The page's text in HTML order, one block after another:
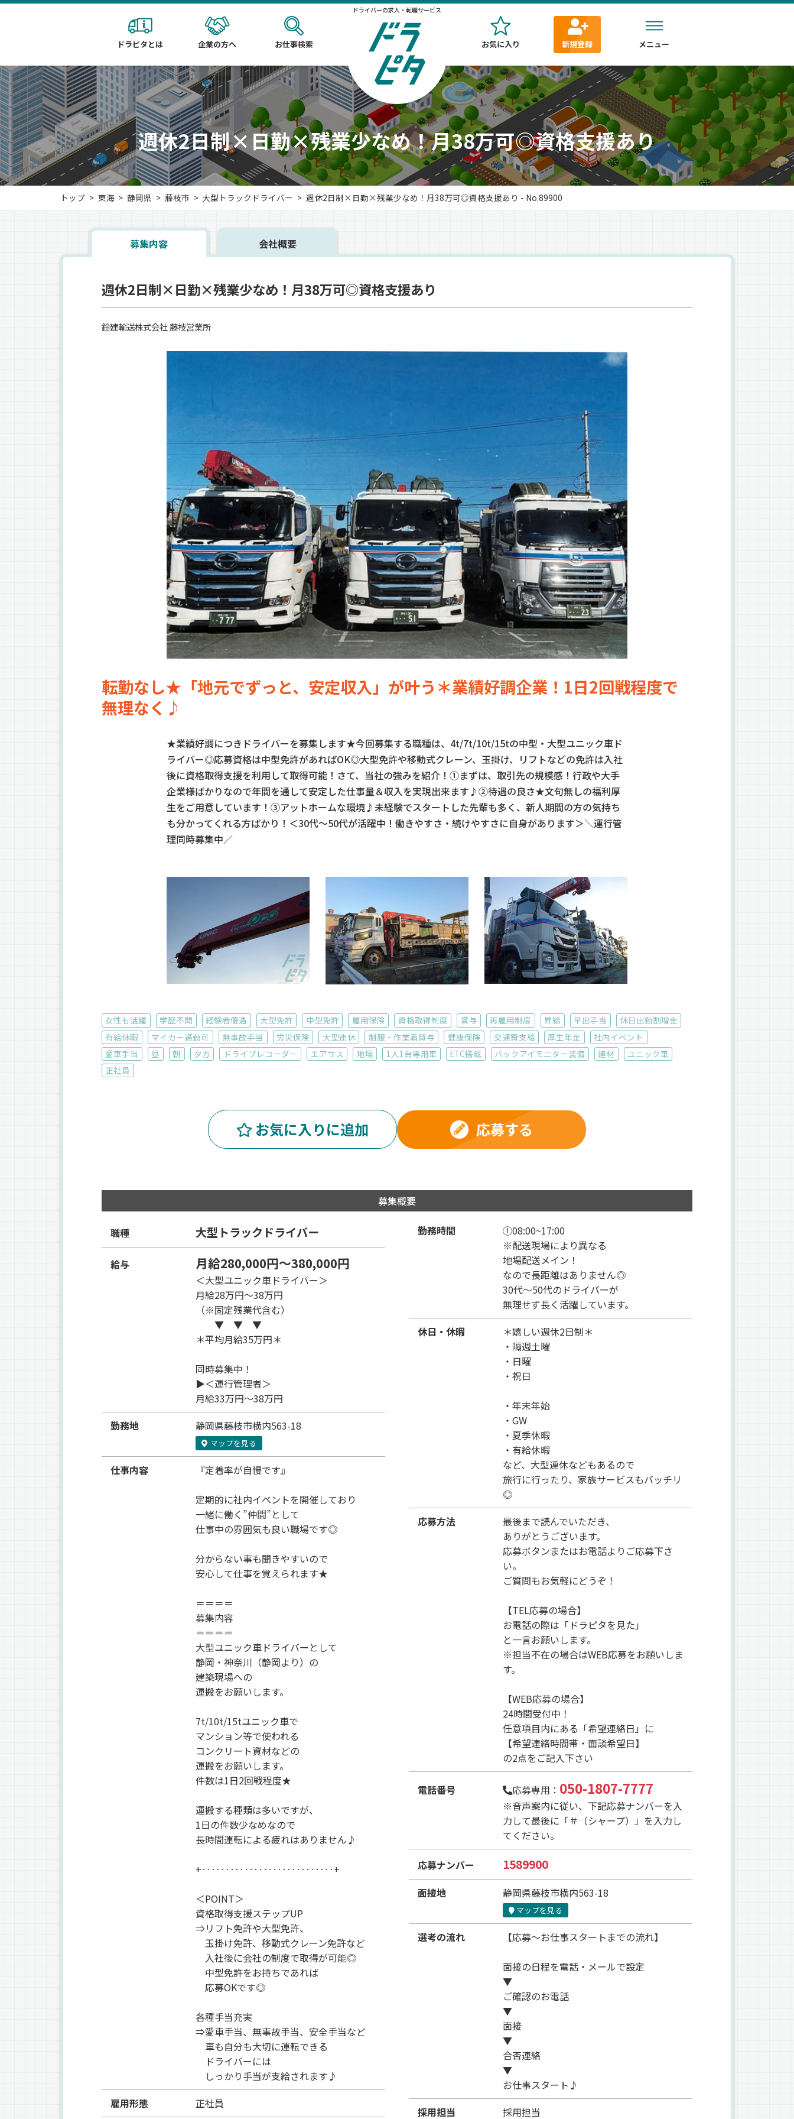
ドライバーの求人・転職サービス
ドラピタとは 企業の方へ お仕事検索 お気に入り 新規登録 メニュー
週休2日制×日勤×残業少なめ！月38万可◎資格支援あり
トップ 東海 静岡県 藤枝市 大型トラックドライバー 週休2日制×日勤×残業少なめ！月38万可◎資格支援あり - No.89900
募集内容 会社概要
週休2日制×日勤×残業少なめ！月38万可◎資格支援あり
鈴建輸送株式会社 藤枝営業所
転勤なし★「地元でずっと、安定収入」が叶う＊業績好調企業！1日2回戦程度で
無理なく♪
★業績好調につきドライバーを募集します★今回募集する職種は、4t/7t/10t/15tの中型・大型ユニック車ド
ライバー◎応募資格は中型免許があればOK◎大型免許や移動式クレーン、玉掛け、リフトなどの免許は入社
後に資格取得支援を利用して取得可能！さて、当社の強みを紹介！①まずは、取引先の規模感！行政や大手
企業様ばかりなので年間を通して安定した仕事量＆収入を実現出来ます♪②待遇の良さ★文句無しの福利厚
生をご用意しています！③アットホームな環境♪未経験でスタートした先輩も多く、新人期間の方の気持ち
も分かってくれる方ばかり！＜30代～50代が活躍中！働きやすさ・続けやすさに自身があります＞＼運行管
理同時募集中／
女性も活躍 学歴不問 経験者優遇 大型免許 中型免許 雇用保険 資格取得制度 賞与 再雇用制度 昇給 早出手当
休日出勤割増金
有給休暇
マイカー通勤可 無事故手当 労災保険 大型連休 制服・作業着貸与 健康保険 交通費支給 厚生年金
社内イベント
愛車手当
昼 朝 夕方 ドライブレコーダー エアサス 地場 1人1台専用車 ETC搭載 バックアイモニター装備 建材
ユニック車
正社員
お気に入りに追加 応募する
募集概要
職種 大型トラックドライバー
給与 月給280,000円～380,000円
＜大型ユニック車ドライバー＞
月給28万円〜38万円
（※固定残業代含む）
▼ ▼ ▼
＊平均月給35万円＊
同時募集中！
▶＜運行管理者＞
月給33万円～38万円
勤務地
静岡県藤枝市横内563-18
マップを見る
仕事内容 『定着率が自慢です』
定期的に社内イベントを開催しており
一緒に働く”仲間”として
仕事中の雰囲気も良い職場です◎
分からない事も聞きやすいので
安心して仕事を覚えられます★
＝＝＝＝
募集内容
＝＝＝＝
大型ユニック車ドライバーとして
静岡・神奈川（静岡より）の
建築現場への
運搬をお願いします。
7t/10t/15tユニック車で
マンション等で使われる
コンクリート資材などの
運搬をお願いします。
件数は1日2回戦程度★
運搬する種類は多いですが、
1日の件数少なめなので
長時間運転による疲れはありません♪
+‥‥‥‥‥‥‥‥‥‥‥‥‥‥+
＜POINT＞
資格取得支援ステップUP
⇒リフト免許や大型免許、
玉掛け免許、移動式クレーン免許など
入社後に会社の制度で取得が可能◎
中型免許をお持ちであれば
応募OKです◎
各種手当充実
⇒愛車手当、無事故手当、安全手当など
車も自分も大切に運転できる
ドライバーには
しっかり手当が支給されます♪
雇用形態
正社員
勤務時間
①08:00~17:00
※配送現場により異なる
地場配送メイン！
なので長距離はありません◎
30代～50代のドライバーが
無理せず長く活躍しています。
休日・休暇
＊嬉しい週休2日制＊
・隔週土曜
・日曜
・祝日
・年末年始
・GW
・夏季休暇
・有給休暇
など、大型連休などもあるので
旅行に行ったり、家族サービスもバッチリ
◎
応募方法
最後まで読んでいただき、
ありがとうございます。
応募ボタンまたはお電話よりご応募下さ
い。
ご質問もお気軽にどうぞ！
【TEL応募の場合】
お電話の際は「ドラピタを見た」
と一言お願いします。
※担当不在の場合はWEB応募をお願いしま
す。
【WEB応募の場合】
24時間受付中！
任意項目内にある「希望連絡日」に
【希望連絡時間帯・面談希望日】
の2点をご記入下さい
電話番号 応募専用： 050-1807-7777
※音声案内に従い、下記応募ナンバーを入
力して最後に「＃（シャープ）」を入力し
てください。
応募ナンバー 1589900
面接地 静岡県藤枝市横内563-18
マップを見る
選考の流れ 【応募～お仕事スタートまでの流れ】
面接の日程を電話・メールで設定
▼
ご確認のお電話
▼
面接
▼
合否連絡
▼
お仕事スタート♪
採用担当
採用担当